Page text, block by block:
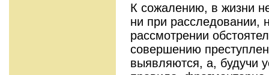
К сожалению, в жизни
ни при расследо­вании,
рассмотрении
совершению
выявляются, а, будучи